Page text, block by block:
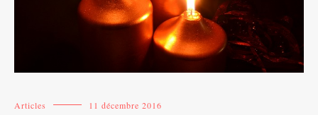
Articles 11 décembre 2016